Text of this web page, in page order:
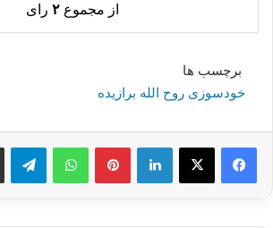
از مجموع ۲ رای
برچسب ها
خودسوزی روح الله برازیده
لینکدین پینترستواتس آپ